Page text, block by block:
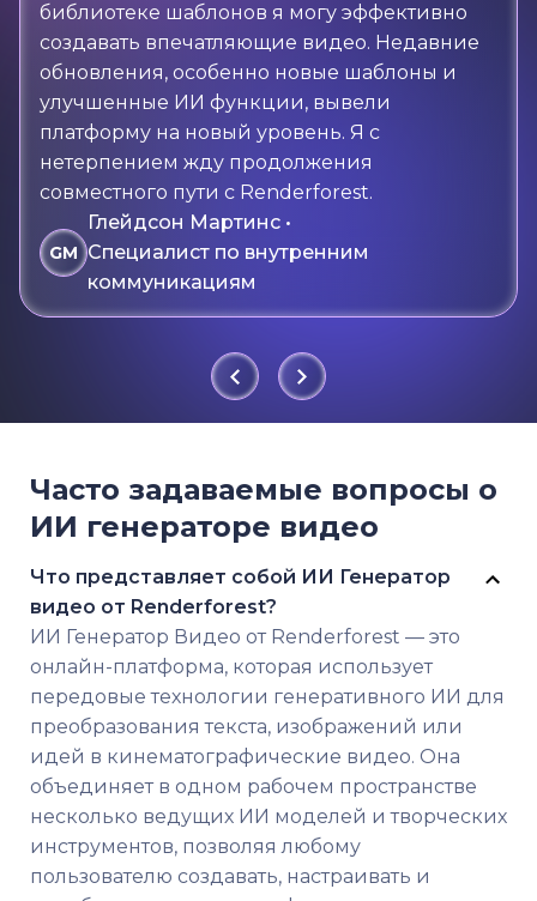
библиотеке шаблонов я могу эффективно
создавать впечатляющие видео. Недавние
обновления, особенно новые шаблоны и
улучшенные ИИ функции, вывели
платформу на новый уровень. Я с
нетерпением жду продолжения
совместного пути с Renderforest.
GM
Глейдсон Мартинс •
Специалист по внутренним
коммуникациям
Часто задаваемые вопросы о
ИИ генераторе видео
Что представляет собой ИИ Генератор
видео от Renderforest?
ИИ Генератор Видео от Renderforest — это
онлайн-платформа, которая использует
передовые технологии генеративного ИИ для
преобразования текста, изображений или
идей в кинематографические видео. Она
объединяет в одном рабочем пространстве
несколько ведущих ИИ моделей и творческих
инструментов, позволяя любому
пользователю создавать, настраивать и